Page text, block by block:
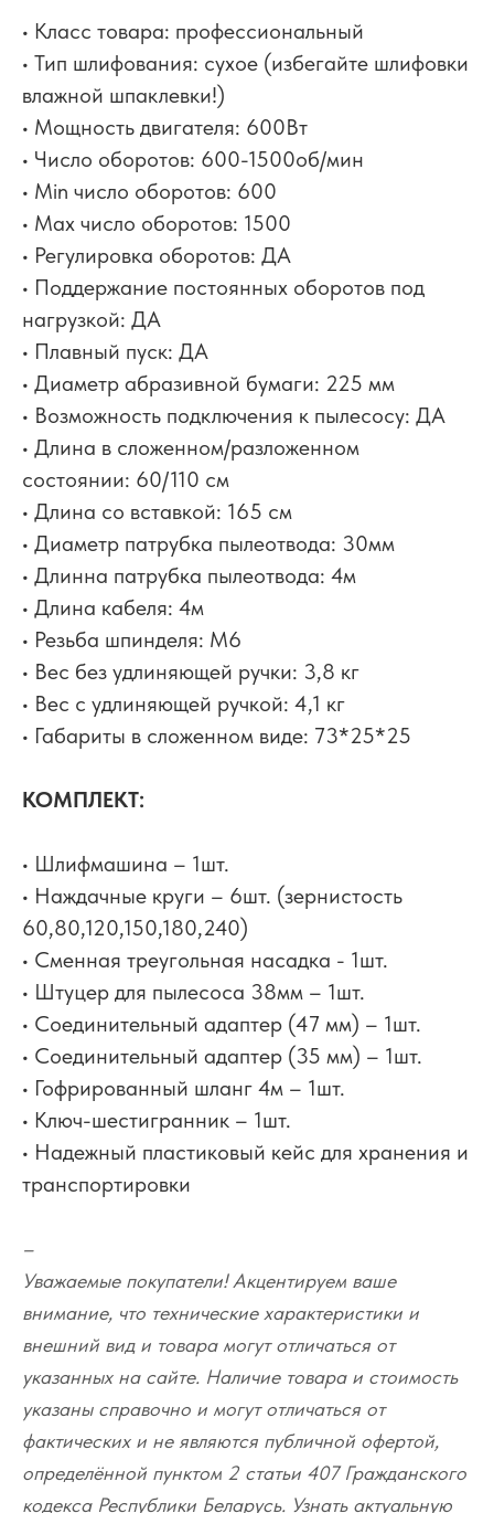
• Класс товара: профессиональный
• Тип шлифования: сухое (избегайте шлифовки
влажной шпаклевки!)
• Мощность двигателя: 600Вт
• Число оборотов: 600-1500об/мин
• Min число оборотов: 600
• Max число оборотов: 1500
• Регулировка оборотов: ДА
• Поддержание постоянных оборотов под
нагрузкой: ДА
• Плавный пуск: ДА
• Диаметр абразивной бумаги: 225 мм
• Возможность подключения к пылесосу: ДА
• Длина в сложенном/разложенном
состоянии: 60/110 см
• Длина со вставкой: 165 см
• Диаметр патрубка пылеотвода: 30мм
• Длинна патрубка пылеотвода: 4м
• Длина кабеля: 4м
• Резьба шпинделя: М6
• Вес без удлиняющей ручки: 3,8 кг
• Вес с удлиняющей ручкой: 4,1 кг
• Габариты в сложенном виде: 73*25*25
КОМПЛЕКТ:
• Шлифмашина – 1шт.
• Наждачные круги – 6шт. (зернистость
60,80,120,150,180,240)
• Сменная треугольная насадка - 1шт.
• Штуцер для пылесоса 38мм – 1шт.
• Соединительный адаптер (47 мм) – 1шт.
• Соединительный адаптер (35 мм) – 1шт.
• Гофрированный шланг 4м – 1шт.
• Ключ-шестигранник – 1шт.
• Надежный пластиковый кейс для хранения и
транспортировки
–
Уважаемые покупатели! Акцентируем ваше
внимание, что технические характеристики и
внешний вид и товара могут отличаться от
указанных на сайте. Наличие товара и стоимость
указаны справочно и могут отличаться от
фактических и не являются публичной офертой,
определённой пунктом 2 статьи 407 Гражданского
кодекса Республики Беларусь. Узнать актуальную